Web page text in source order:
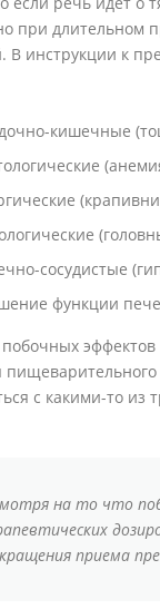
при длительном
В инструкции к
кишечные
сосудистые
функции
побочных
с какими-то
на то что
приема